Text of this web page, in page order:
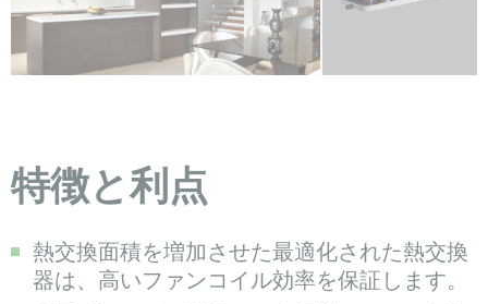
特徴と利点
熱交換面積を増加させた最適化された熱交換
器は、高いファンコイル効率を保証します。